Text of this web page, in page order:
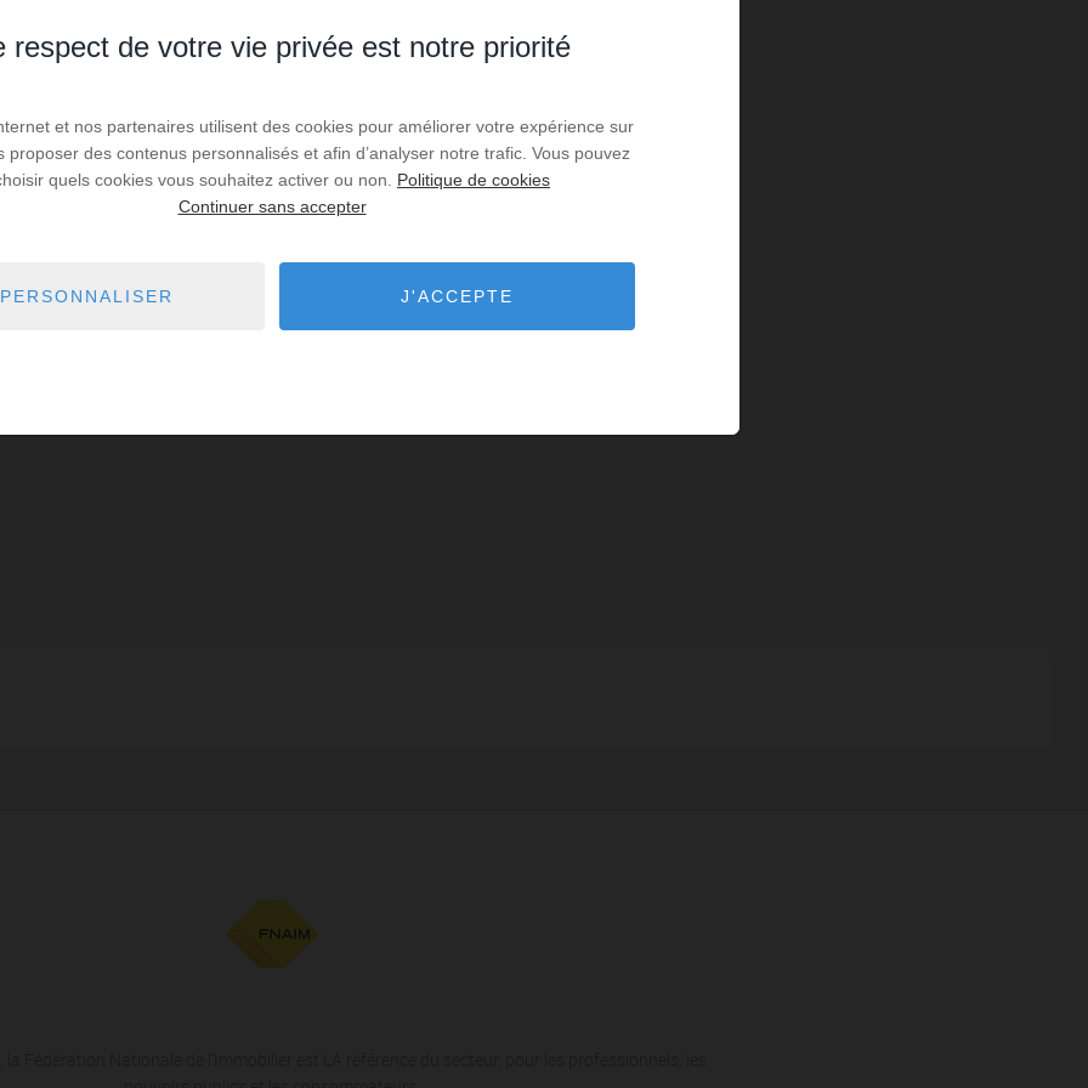
respect de votre vie privée est notre priorité
et nos partenaires utilisent des cookies pour améliorer votre expérience sur
proposer des contenus personnalisés et afin d’analyser notre trafic. Vous pouvez
quels cookies vous souhaitez activer ou non. Politique de cookies
Continuer sans accepter
PERSONNALISER J'ACCEPTE